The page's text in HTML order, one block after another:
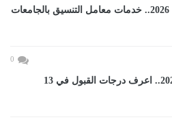
تنسيق المرحلة الأولى 2026.. خدمات معامل التنسيق بالجامعات
0
تنسيق الثانوى العام 2027.. اعرف درجات القبول في 13